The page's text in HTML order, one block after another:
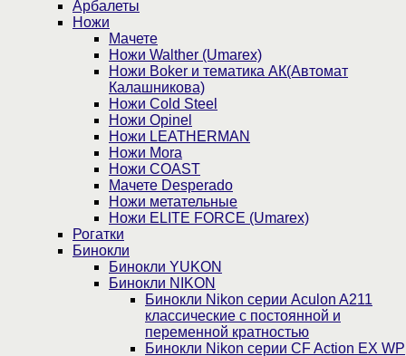
Арбалеты
Ножи
Мачете
Ножи Walther (Umarex)
Ножи Boker и тематика АК(Автомат
Калашникова)
Ножи Cold Steel
Ножи Opinel
Ножи LEATHERMAN
Ножи Mora
Ножи COAST
Мачете Desperado
Ножи метательные
Ножи ELITE FORCE (Umarex)
Рогатки
Бинокли
Бинокли YUKON
Бинокли NIKON
Бинокли Nikon серии Aculon A211
классические с постоянной и
переменной кратностью
Бинокли Nikon серии СF Action EX WP